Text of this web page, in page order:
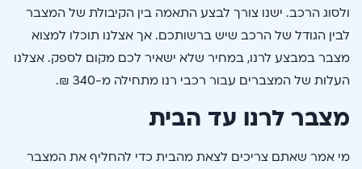
ולסוג הרכב. ישנו צורך לבצע התאמה בין הקיבולת של המצבר
לבין הגודל של הרכב שיש ברשותכם. אך אצלנו תוכלו למצוא
מצבר במבצע לרנו, במחיר שלא ישאיר לכם מקום לספק. אצלנו
העלות של המצברים עבור רכבי רנו מתחילה מ-340 ₪.
מצבר לרנו עד הבית
מי אמר שאתם צריכים לצאת מהבית כדי להחליף את המצבר